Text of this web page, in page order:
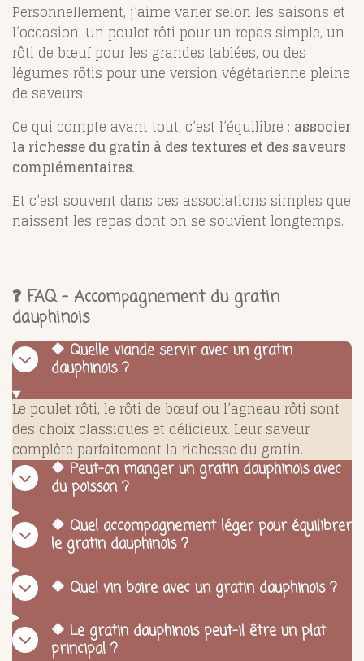
Personnellement, j’aime varier selon les saisons et
l’occasion. Un poulet rôti pour un repas simple, un
rôti de bœuf pour les grandes tablées, ou des
légumes rôtis pour une version végétarienne pleine
de saveurs.
Ce qui compte avant tout, c’est l’équilibre : associer
la richesse du gratin à des textures et des saveurs
complémentaires.
Et c’est souvent dans ces associations simples que
naissent les repas dont on se souvient longtemps.
❓ FAQ – Accompagnement du gratin
dauphinois
🔶 Quelle viande servir avec un gratin
dauphinois ?
Le poulet rôti, le rôti de bœuf ou l’agneau rôti sont
des choix classiques et délicieux. Leur saveur
complète parfaitement la richesse du gratin.
🔶 Peut-on manger un gratin dauphinois avec
du poisson ?
🔶 Quel accompagnement léger pour équilibrer
le gratin dauphinois ?
🔶 Quel vin boire avec un gratin dauphinois ?
🔶 Le gratin dauphinois peut-il être un plat
principal ?